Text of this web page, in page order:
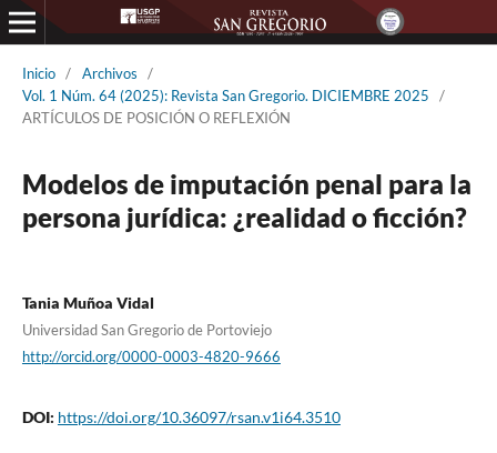
Inicio / Archivos
/
Vol. 1 Núm. 64 (2025): Revista San Gregorio. DICIEMBRE 2025
/
ARTÍCULOS DE POSICIÓN O REFLEXIÓN
Modelos de imputación penal para la
persona jurídica: ¿realidad o ficción?
Tania Muñoa Vidal
Universidad San Gregorio de Portoviejo
http://orcid.org/0000-0003-4820-9666
DOI: https://doi.org/10.36097/rsan.v1i64.3510